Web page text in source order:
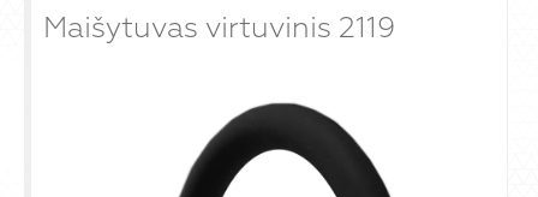
Maišytuvas virtuvinis 2119